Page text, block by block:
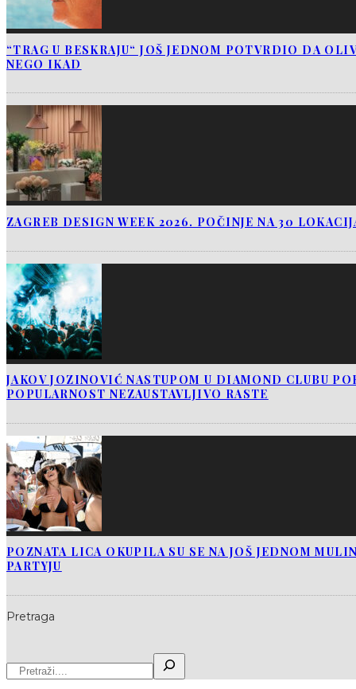
“TRAG U BESKRAJU“ JOŠ JEDNOM POTVRDIO DA
NEGO IKAD
ZAGREB DESIGN WEEK 2026. POČINJE NA 30
JAKOV JOZINOVIĆ NASTUPOM U DIAMOND CLUBU
POPULARNOST NEZAUSTAVLJIVO RASTE
POZNATA LICA OKUPILA SU SE NA JOŠ JEDNOM
PARTYJU
Pretraga